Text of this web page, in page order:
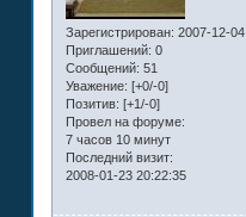
Зарегистрирован: 2007-12-04
Приглашений: 0
Сообщений: 51
Уважение: [+0/-0]
Позитив: [+1/-0]
Провел на форуме:
7 часов 10 минут
Последний визит:
2008-01-23 20:22:35